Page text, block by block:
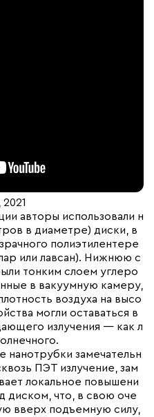
авторы использовали н
в диаметре) диски, в
полиэтилентере
или лавсан). Нижнюю с
тонким слоем углеро
в вакуумную камеру,
воздуха на высо
могли оставаться в
излучения — как л
нанотрубки замечательн
ПЭТ излучение, зам
локальное повышени
диском, что, в свою оче
вверх подъемную силу,